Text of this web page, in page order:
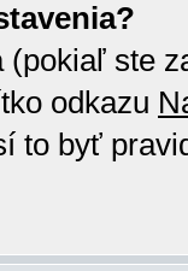
(pokiaľ ste
odkazu
to byť